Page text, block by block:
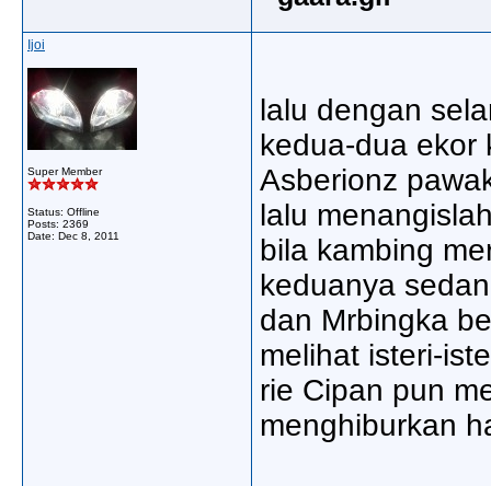
Ijoi
Super Member
Status: Offline
Posts: 2369
Date: Dec 8, 2011
lalu dengan
kedua-dua ekor
Asberionz
lalu
bila kambing
keduanya
dan Mrbingka
melihat isteri-
rie Cipan pun
menghiburkan